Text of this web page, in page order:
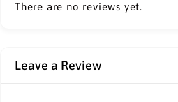
There are no reviews yet.
Leave a Review